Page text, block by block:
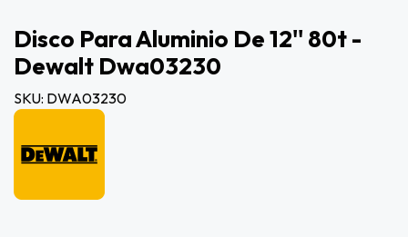
Disco Para Aluminio De 12'' 80t -
Dewalt Dwa03230
SKU: DWA03230